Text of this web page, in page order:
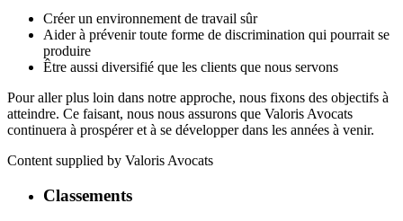
Créer un environnement de travail sûr
Aider à prévenir toute forme de discrimination qui pourrait se
produire
Être aussi diversifié que les clients que nous servons
Pour aller plus loin dans notre approche, nous fixons des objectifs à
atteindre. Ce faisant, nous nous assurons que Valoris Avocats
continuera à prospérer et à se développer dans les années à venir.
Content supplied by Valoris Avocats
Classements